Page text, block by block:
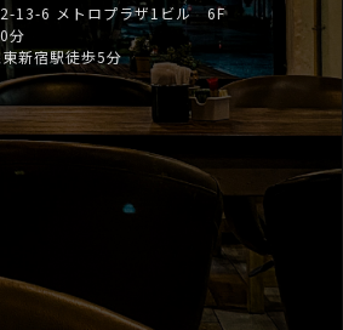
2-13-6 メトロプラザ1ビル 6F
分
新宿駅徒歩5分